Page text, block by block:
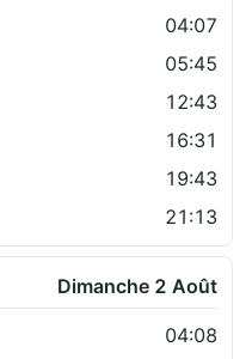
04:07
05:45
12:43
16:31
19:43
21:13
Dimanche 2 Août
04:08